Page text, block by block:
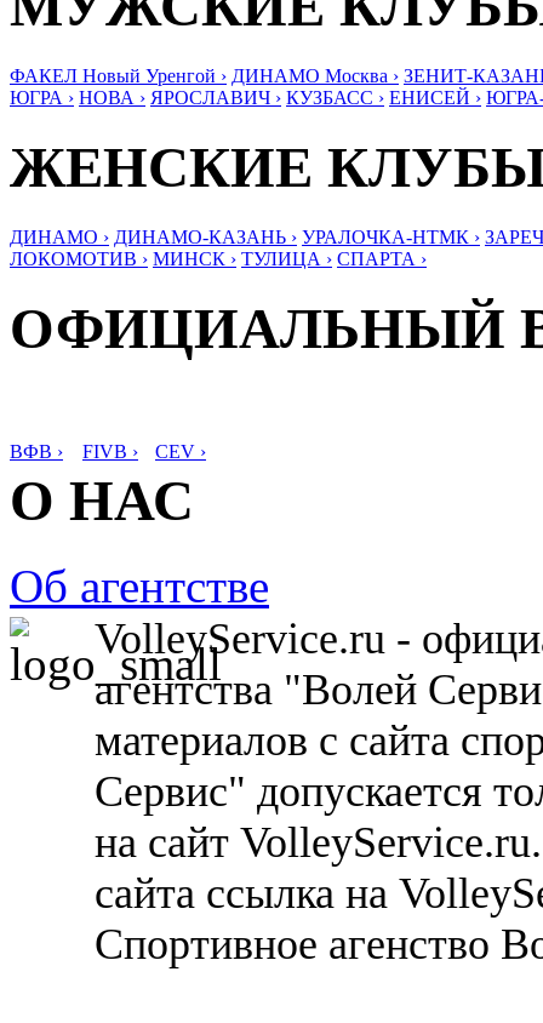
ФАКЕЛ Новый Уренгой › ДИНАМО Москва › ЗЕНИТ-
ЮГРА › НОВА › ЯРОСЛАВИЧ › КУЗБАСС › ЕНИСЕЙ ›
ЖЕНСКИЕ
ДИНАМО › ДИНАМО-КАЗАНЬ › УРАЛОЧКА-НТМК ›
ЛОКОМОТИВ › МИНСК › ТУЛИЦА › СПАРТА ›
ОФИЦИАЛЬНЫЙ
ВФВ › FIVB › CEV ›
О НАС
Об агентстве
VolleyService.ru -
агентства "Волей
материалов с сайта
Сервис" допускается
на сайт
сайта ссылка на
Спортивное агенство